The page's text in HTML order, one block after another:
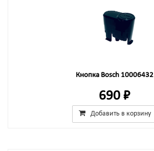
Кнопка Bosch 10006432
690 ₽
Добавить в корзину